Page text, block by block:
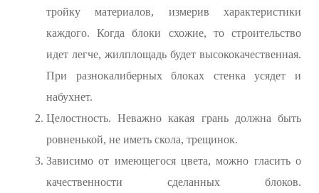
тройку материалов, измерив характеристики
каждого. Когда блоки схожие, то строительство
идет легче, жилплощадь будет высококачественная.
При разнокалиберных блоках стенка усядет и
набухнет.
Целостность. Неважно какая грань должна быть
ровненькой, не иметь скола, трещинок.
Зависимо от имеющегося цвета, можно гласить о
качественности сделанных блоков.